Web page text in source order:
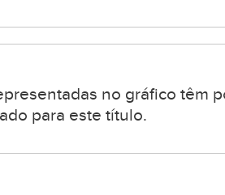
no gráfico têm
para este título.